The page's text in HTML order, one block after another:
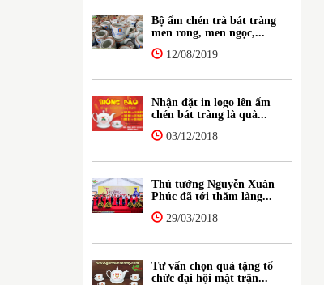
Bộ ấm chén trà bát tràng
men rong, men ngọc,...
12/08/2019
Nhận đặt in logo lên ấm
chén bát tràng là quà...
03/12/2018
Thủ tướng Nguyễn Xuân
Phúc đã tới thăm làng...
29/03/2018
Tư vấn chọn quà tặng tổ
chức đại hội mặt trận...